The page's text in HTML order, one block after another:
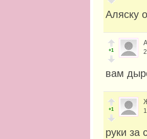
Аляску
+1
вам
+1
руки за